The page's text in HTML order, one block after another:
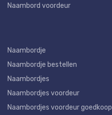
Naambord voordeur
Naambordje
Naambordje bestellen
Naambordjes
Naambordjes voordeur
Naambordjes voordeur goedkoop